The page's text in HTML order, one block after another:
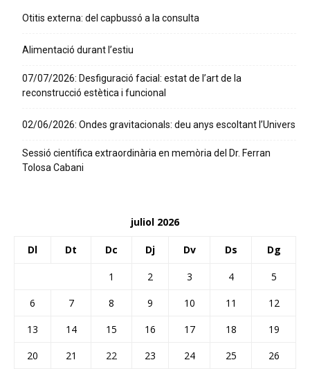
Otitis externa: del capbussó a la consulta
Alimentació durant l’estiu
07/07/2026: Desfiguració facial: estat de l’art de la
reconstrucció estètica i funcional
02/06/2026: Ondes gravitacionals: deu anys escoltant l’Univers
Sessió científica extraordinària en memòria del Dr. Ferran
Tolosa Cabani
juliol 2026
Dl Dt Dc Dj Dv Ds Dg
1 2 3 4
5
6
7 8 9 10 11
12
13
14 15 16 17 18
19
20
21 22 23 24 25
26